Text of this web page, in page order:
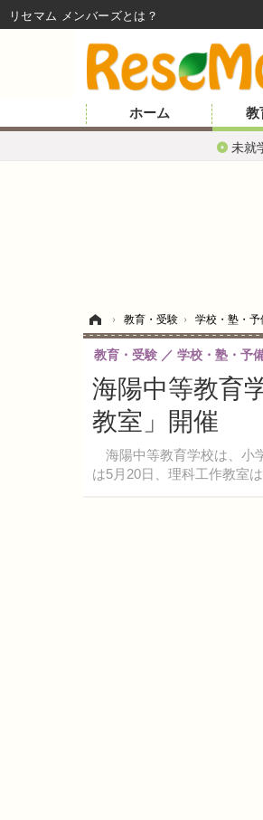
ホーム 教
未就
› 教育・受験 › 学校・塾・予
海陽中等教育
教室」開催
海陽中等教育学校は、小
は5月20日、理科工作教室
教育・受験 学校・塾・予
リセマム メンバーズ